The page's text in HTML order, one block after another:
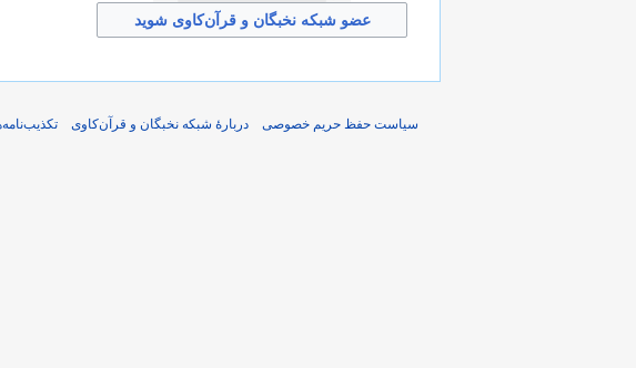
عضو شبکه نخبگان و قرآن‌کاوی شوید
سیاست حفظ حریم خصوصی دربارهٔ شبکه نخبگان و قرآن‌کاوی